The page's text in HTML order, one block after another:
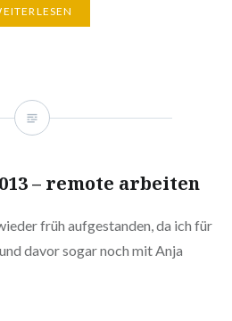
– remote arbeiten
früh aufgestanden, da ich für
davor sogar noch mit Anja